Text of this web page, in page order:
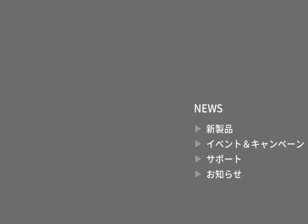
NEWS
新製品
イベント＆キャンペーン
サポート
お知らせ